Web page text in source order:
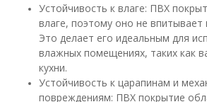
Устойчивость к влаге: ПВХ
влаге, поэтому оно не впитывает
Это делает его идеальным для
влажных помещениях, таких как
кухни.
Устойчивость к царапинам и
повреждениям: ПВХ покрытие